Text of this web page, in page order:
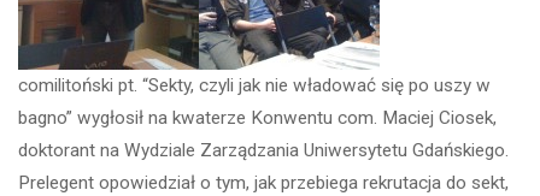
comilitoński pt. “Sekty, czyli jak nie władować się po uszy w
bagno” wygłosił na kwaterze Konwentu com. Maciej Ciosek,
doktorant na Wydziale Zarządzania Uniwersytetu Gdańskiego.
Prelegent opowiedział o tym, jak przebiega rekrutacja do sekt,